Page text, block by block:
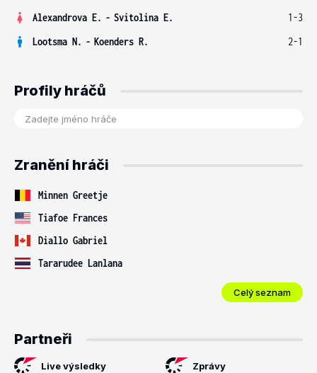
Alexandrova E. - Svitolina E.
1-3
Lootsma N. - Koenders R. 2-1
Profily hráčů
Zranění hráči
Minnen Greetje
Tiafoe Frances
Diallo Gabriel
Tararudee Lanlana
Celý seznam
Partneři
Live výsledky Zprávy